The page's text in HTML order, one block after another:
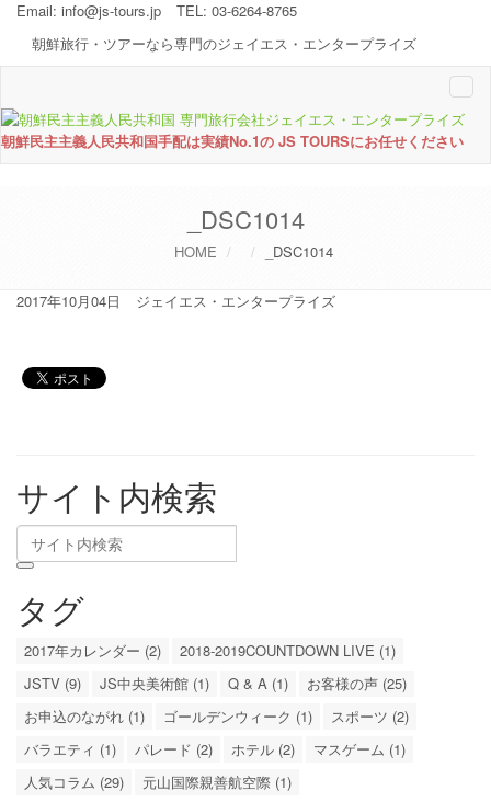
Email: info@js-tours.jp
TEL: 03-6264-8765
朝鮮旅行・ツアーなら専門のジェイエス・エンタープライズ
朝鮮民主主義人民共和国手配は実績No.1の JS TOURSにお任せください
_DSC1014
HOME _DSC1014
2017年10月04日 ジェイエス・エンタープライズ
サイト内検索
タグ
2017年カレンダー (2)
2018-2019COUNTDOWN LIVE (1)
JSTV (9)
JS中央美術館 (1) Q & A (1)
お客様の声 (25)
お申込のながれ (1)
ゴールデンウィーク (1)
スポーツ (2)
バラエティ (1)
パレード (2) ホテル (2)
マスゲーム (1)
人気コラム (29)
元山国際親善航空際 (1)